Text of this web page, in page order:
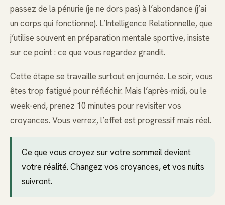
passez de la pénurie (je ne dors pas) à l’abondance (j’ai
un corps qui fonctionne). L’Intelligence Relationnelle, que
j’utilise souvent en préparation mentale sportive, insiste
sur ce point : ce que vous regardez grandit.
Cette étape se travaille surtout en journée. Le soir, vous
êtes trop fatigué pour réfléchir. Mais l’après-midi, ou le
week-end, prenez 10 minutes pour revisiter vos
croyances. Vous verrez, l’effet est progressif mais réel.
Ce que vous croyez sur votre sommeil devient
votre réalité. Changez vos croyances, et vos nuits
suivront.